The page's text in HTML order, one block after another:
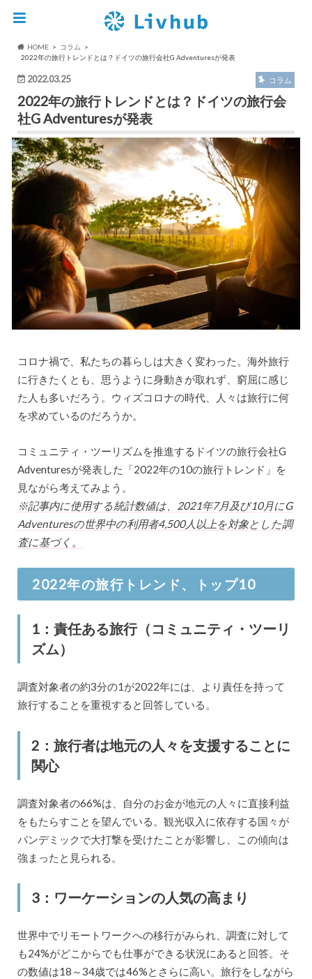
HOME
コラム
2022年の旅行トレンドとは？ドイツの旅行会社G Adventuresが発表
2022.03.25 コラム
2022年の旅行トレンドとは？ドイツの旅行会
社G Adventuresが発表
コロナ禍で、私たちの暮らしは大きく変わった。海外旅行
に行きたくとも、思うように身動きが取れず、窮屈に感じ
た人も多いだろう。ウィズコロナの時代、人々は旅行に何
を求めているのだろうか。
コミュニティ・ツーリズムを推進するドイツの旅行会社G
Adventuresが発表した「2022年の10の旅行トレンド」を
見ながら考えてみよう。
※記事内に使用する統計数値は、2021年7月及び10月にG
Adventuresの世界中の利用者4,500人以上を対象とした調
査に基づく。
2022年の旅行トレンド、トップ10
1：責任ある旅行（コミュニティ・ツーリ
ズム）
調査対象者の約3分の1が2022年には、より責任を持って
旅行することを重視すると回答している。
2：旅行者は地元の人々を支援することに
関心
調査対象者の66%は、自分のお金が地元の人々に直接利益
をもたらすことを望んでいる。観光収入に依存する国々が
パンデミックで大打撃を受けたことが影響し、この傾向は
強まったと見られる。
3：ワーケーションの人気の高まり
世界中でリモートワークへの移行がみられ、調査に対して
も24%がどこからでも仕事ができる状況にあると回答。そ
の数値は18～34歳では46%とさらに高い。旅行をしながら